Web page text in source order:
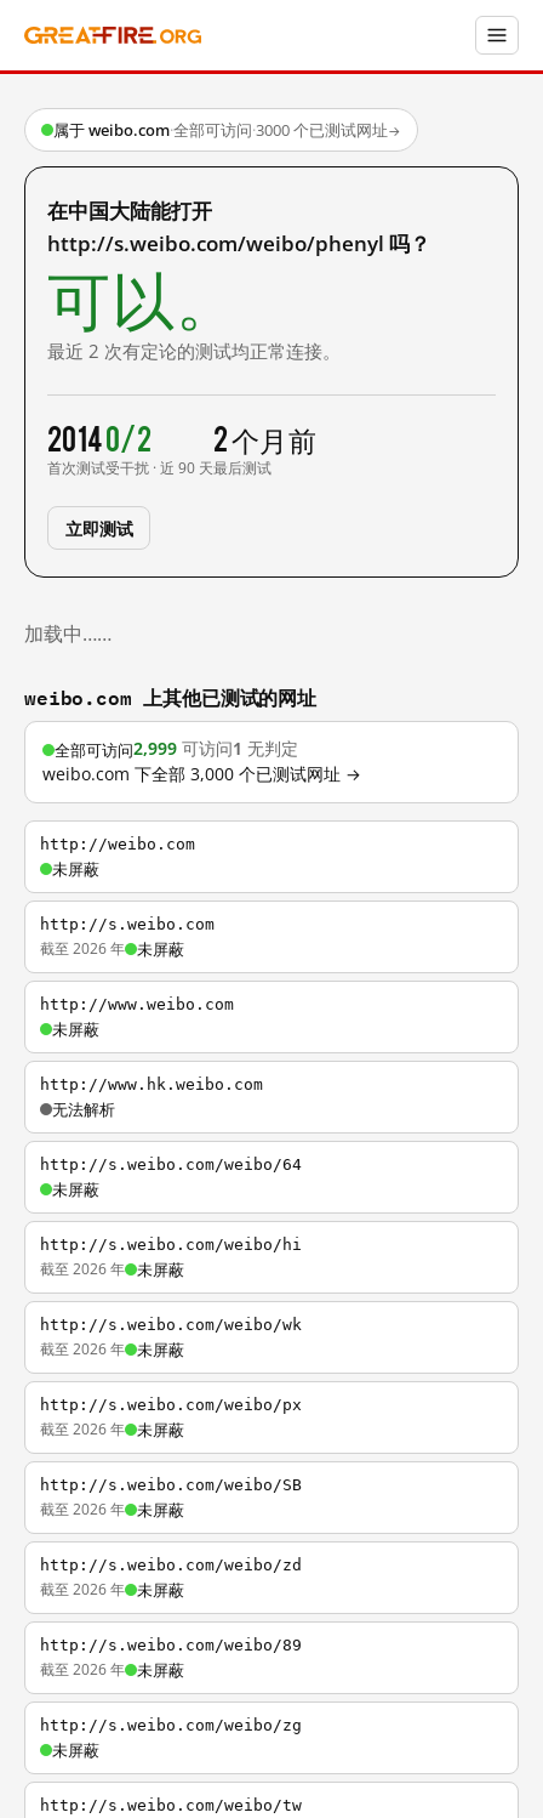
属于 weibo.com·全部可访问·3000 个已测试网址→
在中国大陆能打开
http://s.weibo.com/weibo/phenyl 吗？
可以。
最近 2 次有定论的测试均正常连接。
2014
首次测试
0/2
受干扰 · 近 90 天
2 个月前
最后测试
立即测试
加载中……
weibo.com 上其他已测试的网址
全部可访问2,999 可访问1 无判定
weibo.com 下全部 3,000 个已测试网址 →
http://weibo.com
未屏蔽
http://s.weibo.com
截至 2026 年 未屏蔽
http://www.weibo.com
未屏蔽
http://www.hk.weibo.com
无法解析
http://s.weibo.com/weibo/64
未屏蔽
http://s.weibo.com/weibo/hi
截至 2026 年 未屏蔽
http://s.weibo.com/weibo/wk
截至 2026 年 未屏蔽
http://s.weibo.com/weibo/px
截至 2026 年 未屏蔽
http://s.weibo.com/weibo/SB
截至 2026 年 未屏蔽
http://s.weibo.com/weibo/zd
截至 2026 年 未屏蔽
http://s.weibo.com/weibo/89
截至 2026 年 未屏蔽
http://s.weibo.com/weibo/zg
未屏蔽
http://s.weibo.com/weibo/tw